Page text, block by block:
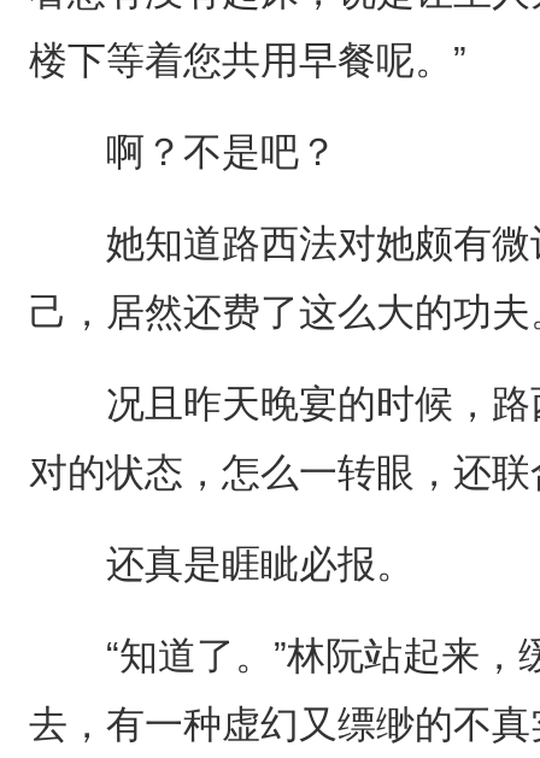
楼下等着您共用早餐呢。”
啊？不是吧？
她知道路西法对她颇有微
己，居然还费了这么大的功夫
况且昨天晚宴的时候，路
对的状态，怎么一转眼，还
还真是睚眦必报。
“知道了。”林阮站起来，
去，有一种虚幻又缥缈的不